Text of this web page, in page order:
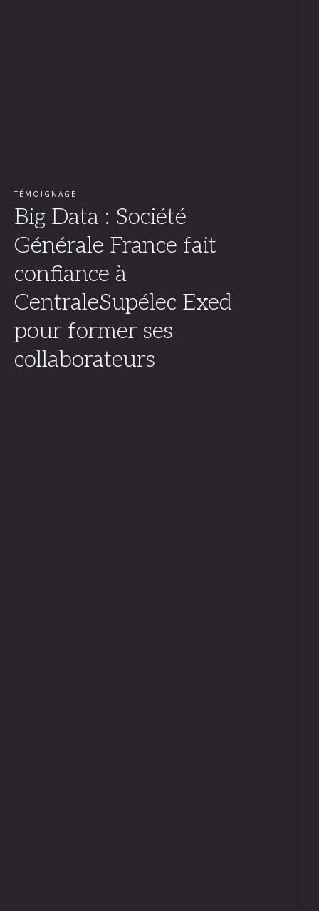
TÉMOIGNAGE
Big Data : Société
Générale France fait
confiance à
CentraleSupélec Exed
pour former ses
collaborateurs